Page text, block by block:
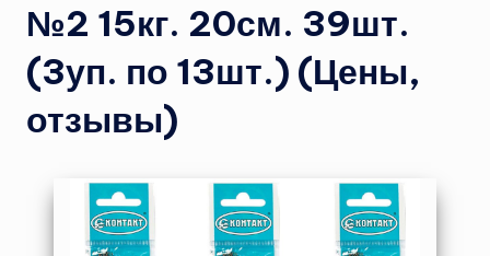
№2 15кг. 20см. 39шт.
(3уп. по 13шт.) (Цены,
отзывы)